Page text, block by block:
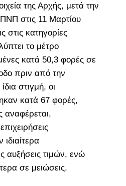
της Αρχής, μετά την
στις 11 Μαρτίου
στις κατηγορίες
το μέτρο
κατά 50,3 φορές σε
πριν από την
στιγμή, οι
κατά 67 φορές,
αυξήσεις τιμών, ενώ
σε μειώσεις.